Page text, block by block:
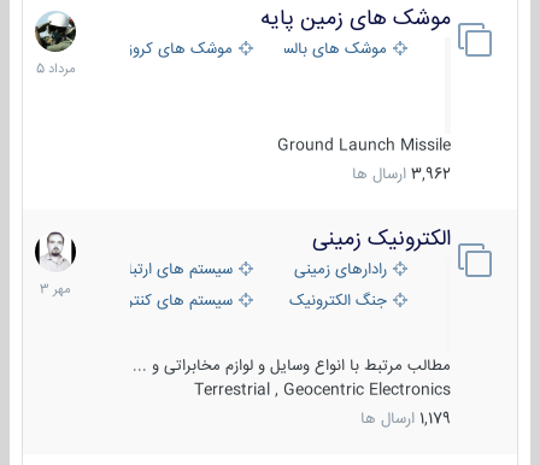
موشک های زمین پایه
موشک های بالستیک موشک های کروز
Ground Launch Missile
3,962 ارسال ها
2
مرداد
1405
الکترونیک زمینی
رادارهای زمینی
سیستم های ارتباطی و جمع آوری
جنگ الکترونیک
سیستم های کنترل آتش و تجهیزات
مطالب مرتبط با انواع وسایل و لوازم مخابراتی و ...
Terrestrial , Geocentric Electronics
1,179 ارسال ها
1
مهر
1403